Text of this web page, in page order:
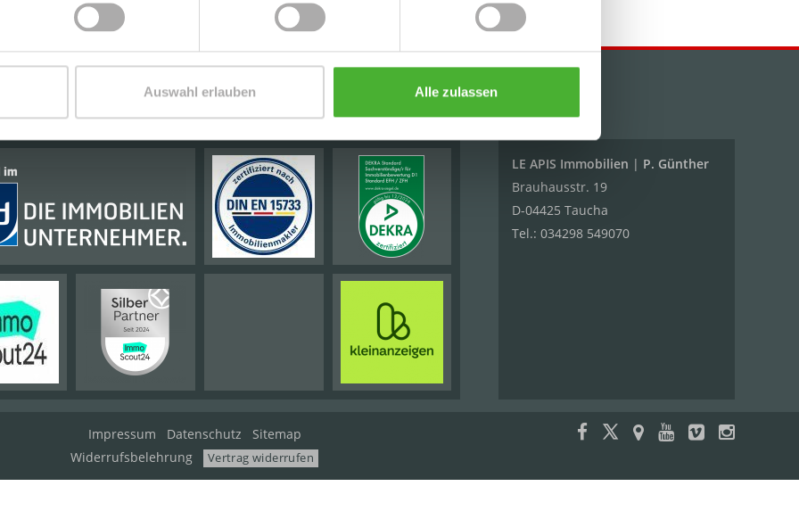
Auswahl erlauben Alle zulassen
PARTNER | AUSZEICHNUNGEN
LE APIS Immobilien | P. Günther
Brauhausstr. 19
D-04425 Taucha
Tel.: 034298 549070
Impressum Datenschutz
Sitemap
Widerrufsbelehrung
Vertrag widerrufen